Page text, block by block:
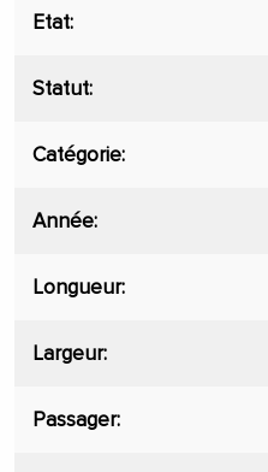
Etat
Statut
Catégorie
Année
Longueur
Largeur
Passager